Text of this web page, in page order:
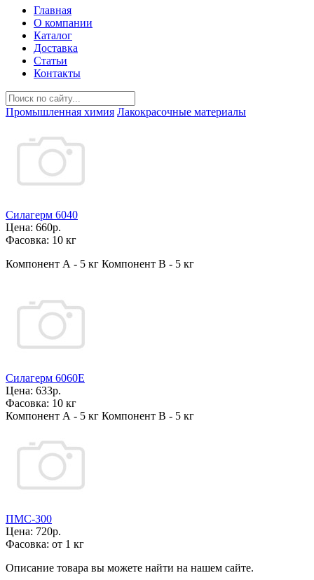
Главная
О компании
Каталог
Доставка
Статьи
Контакты
Промышленная химия Лакокрасочные материалы
Силагерм 6040
Цена: 660р.
Фасовка: 10 кг
Компонент А - 5 кг Компонент В - 5 кг
Силагерм 6060Е
Цена: 633р.
Фасовка: 10 кг
Компонент А - 5 кг Компонент В - 5 кг
ПМС-300
Цена: 720р.
Фасовка: от 1 кг
Описание товара вы можете найти на нашем сайте.